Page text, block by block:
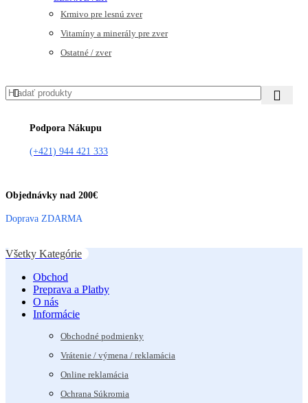
Krmivo pre lesnú zver
Vitamíny a minerály pre zver
Ostatné / zver
Podpora Nákupu
(+421) 944 421 333
Objednávky nad 200€
Doprava ZDARMA
Všetky Kategórie
Obchod
Preprava a Platby
O nás
Informácie
Obchodné podmienky
Vrátenie / výmena / reklamácia
Online reklamácia
Ochrana Súkromia